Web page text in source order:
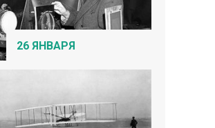
26 ЯНВАРЯ